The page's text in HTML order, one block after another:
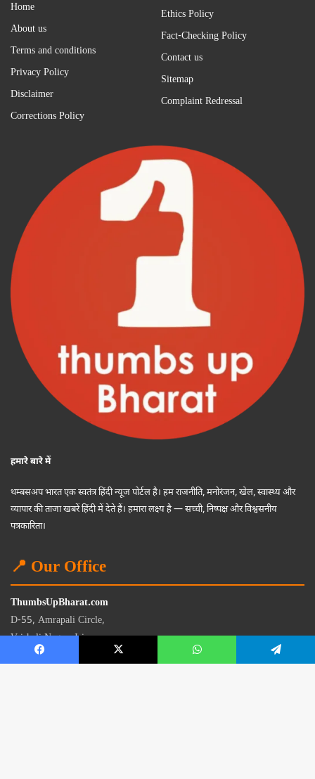
Home
About us
Terms and conditions
Privacy Policy
Disclaimer
Corrections Policy
Ethics Policy
Fact-Checking Policy
Contact us
Sitemap
Complaint Redressal
हमारे बारे में
थम्बसअप भारत एक स्वतंत्र हिंदी न्यूज पोर्टल है। हम राजनीति, मनोरंजन, खेल, स्वास्थ्य और
व्यापार की ताजा खबरें हिंदी में देते हैं। हमारा लक्ष्य है — सच्ची, निष्पक्ष और विश्वसनीय
पत्रकारिता।
📍 Our Office
ThumbsUpBharat.com
D-55, Amrapali Circle,
Vaishali Nagar, Jaipur
Rajasthan - 302021